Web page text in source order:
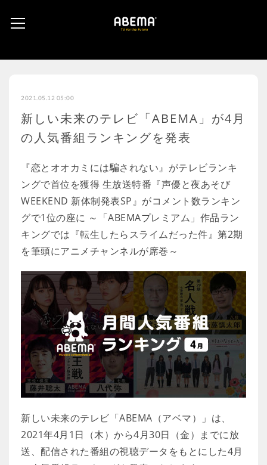
2021.05.12 05:00
新しい未来のテレビ「ABEMA」が4月
の人気番組ランキングを発表
『恋とオオカミには騙されない』がテレビランキ
ングで首位を獲得 生放送特番『声優と夜あそび
WEEKEND 新体制発表SP』がコメント数ランキン
グで1位の座に ～「ABEMAプレミアム」作品ラン
キングでは『転生したらスライムだった件』第2期
を筆頭にアニメチャンネルが席巻～
新しい未来のテレビ「ABEMA（アベマ）」は、
2021年4月1日（木）から4月30日（金）までに放
送、配信された番組の視聴データをもとにした4月